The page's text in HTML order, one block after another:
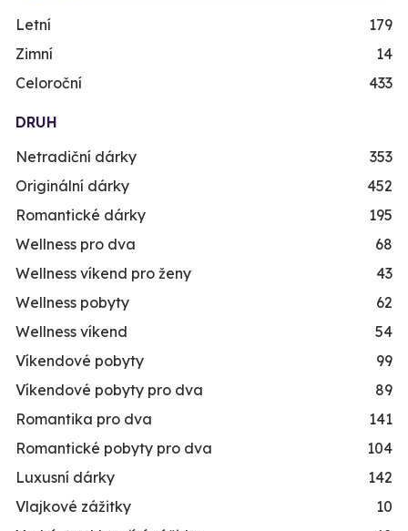
Letní
179
Zimní
14
Celoroční
433
DRUH
Netradiční dárky
353
Originální dárky
452
Romantické dárky
195
Wellness pro dva
68
Wellness víkend pro ženy
43
Wellness pobyty
62
Wellness víkend
54
Víkendové pobyty
99
Víkendové pobyty pro dva
89
Romantika pro dva
141
Romantické pobyty pro dva
104
Luxusní dárky
142
Vlajkové zážitky
10